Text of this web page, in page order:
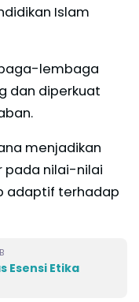
Islam
lembaga
dan diperkuat
menjadikan
pada nilai-nilai
adaptif terhadap
Esensi Etika